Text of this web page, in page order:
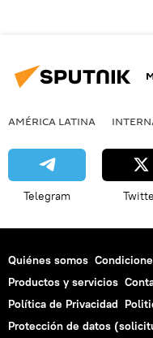
AMÉRICA LATINA
Telegram
Quiénes somos
Productos y servicios
Política de Privacidad
Protección de datos